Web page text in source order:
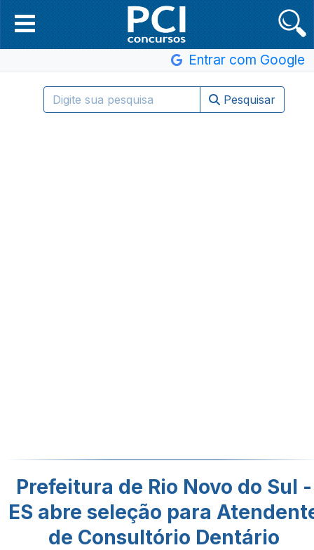
Entrar com Google
Pesquisar
Prefeitura de Rio Novo do Sul -
ES abre seleção para
de Consultório Dentário